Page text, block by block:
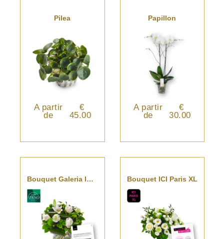
Pilea
A partir
de
€
45.00
Papillon
A partir
de
€
30.00
Bouquet Galeria Inno Bouquet ICI Paris XL